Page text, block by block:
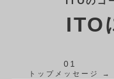
ITO
01
トップメッセージ →